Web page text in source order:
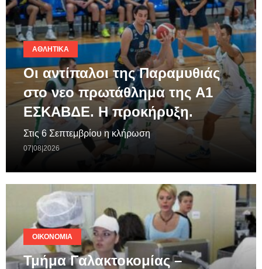
ΑΘΛΗΤΙΚΆ
Οι αντίπαλοι της Παραμυθιάς
στο νεο πρωτάθλημα της A1
ΕΣΚΑΒΔΕ. Η προκήρυξη.
Στις 6 Σεπτεμβρίου η κλήρωση
07|08|2026
ΟΙΚΟΝΟΜΊΑ
Τμήμα Γαλακτοκομίας –